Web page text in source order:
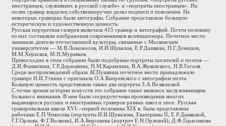
иностранцев, служивших в русской службе» и «портреты иностранцев». На
полях гравюр владелец собственноручно делал подписи и пояснения. На
некоторых гравюрах были автографы. Собрание представляло большую
историческую и художественную ценность.
Русская портретная галерея включала 415 гравюр и литографий. Почти половину
из них составляли изображения современников коллекционера. Почетное место
занимали деятели отечественной культуры, связанные с Московским
университетом — М.В.Ломоносов, И.И.Шувалов, Е.Р.Дашкова, П.Г.Демидов,
М.М.Херасков, М.Н.Муравьев.
Превосходно в этом собрании были подобраны портреты писателей и поэтов —
Д.И.Фонвизина, Г.Р.Державина, Н.М.Карамзина, В.А.Жуковского, Н.В.Гоголя.
Среди воспроизведений образа АСПушкина почетное место принадлежало
гравюре Н.И.Уткина с оригинала О.А.Кипренского с автографом поэта.
Большую ценность представляли также два портрета З.А.Волконской.
С точки зрения истории искусств это собрание также являлось заслуживающим
большого внимания. В нем были сосредоточены произведения многих
выдающихся русских и иностранных граверов разных школ и эпох. Русская
гравировальная школа XVI—первой половины XIX в. была представлена
работами Е.П.Чемесова (портреты И.И.Шувалова, Екатерины II, Е.Р.Дашковой,
Г.Г.Орлова, Ф.Г.Волкова), И.А.Берсенева (портрет Е.Н.Орловой), Д.Ф.Герасимова